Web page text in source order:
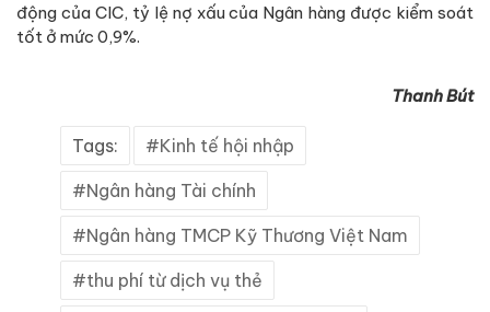
động của CIC, tỷ lệ nợ xấu của Ngân hàng được kiểm soát
tốt ở mức 0,9%.
Thanh Bút
Tags: Kinh tế hội nhập
Ngân hàng Tài chính
Ngân hàng TMCP Kỹ Thương Việt Nam
thu phí từ dịch vụ thẻ